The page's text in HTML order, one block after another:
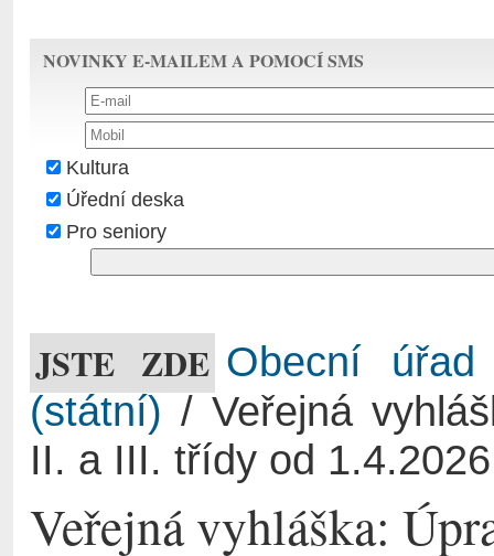
NOVINKY E-MAILEM A POMOCÍ SMS
Kultura
Úřední deska
Pro seniory
JSTE ZDE Obecní úřad
(státní) / Veřejná
II. a III. třídy od
Veřejná vyhláška: